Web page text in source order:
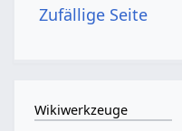
Zufällige Seite
Wikiwerkzeuge